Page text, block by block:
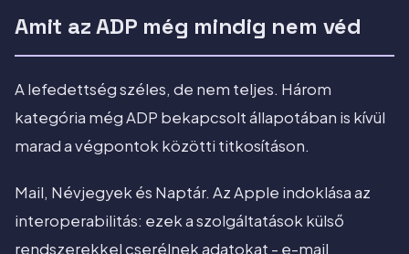
Amit az ADP még mindig nem véd
A lefedettség széles, de nem teljes. Három
kategória még ADP bekapcsolt állapotában is kívül
marad a végpontok közötti titkosításon.
Mail, Névjegyek és Naptár. Az Apple indoklása az
interoperabilitás: ezek a szolgáltatások külső
rendszerekkel cserélnek adatokat - e-mail